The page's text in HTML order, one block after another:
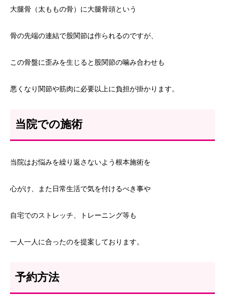
大腿骨（太ももの骨）に大腿骨頭という
骨の先端の連結で股関節は作られるのですが、
この骨盤に歪みを生じると股関節の噛み合わせも
悪くなり関節や筋肉に必要以上に負担が掛かります。
当院での施術
当院はお悩みを繰り返さないよう根本施術を
心がけ、また日常生活で気を付けるべき事や
自宅でのストレッチ、トレーニング等も
一人一人に合ったのを提案しております。
予約方法